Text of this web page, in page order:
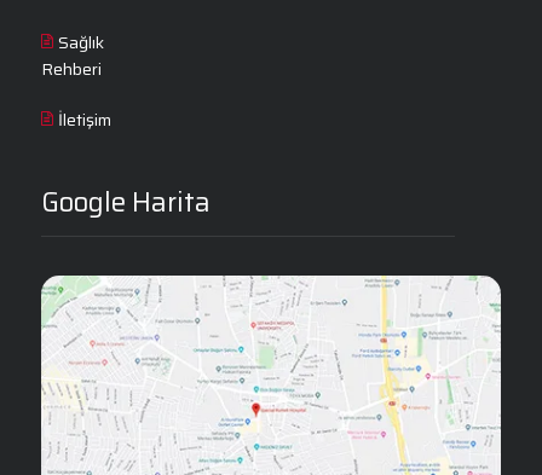
Sağlık
Rehberi
İletişim
Google Harita